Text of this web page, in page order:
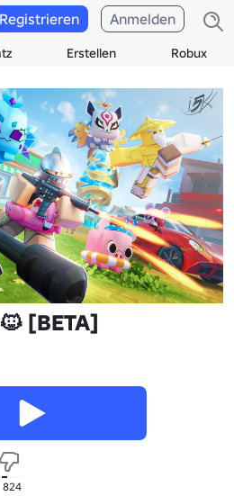
Erstellen Robux
Registrieren Anmelden
[BETA]
824